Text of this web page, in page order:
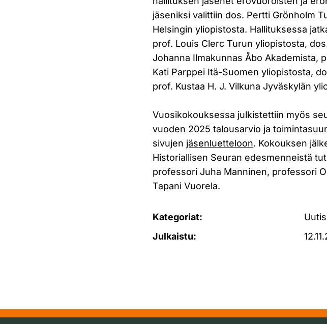
jäseniksi valittiin dos. Pertti Grönholm
Helsingin yliopistosta. Hallituksessa
prof. Louis Clerc Turun yliopistosta,
Johanna Ilmakunnas Åbo Akademista,
Kati Parppei Itä-Suomen yliopistosta,
prof. Kustaa H. J. Vilkuna Jyväskylän
Vuosikokouksessa julkistettiin myös
vuoden 2025 talousarvio ja
sivujen jäsenluetteloon. Kokouksen
Historiallisen Seuran edesmenneistä
professori Juha Manninen, professori
Tapani Vuorela.
Kategoriat:
Julkaistu: